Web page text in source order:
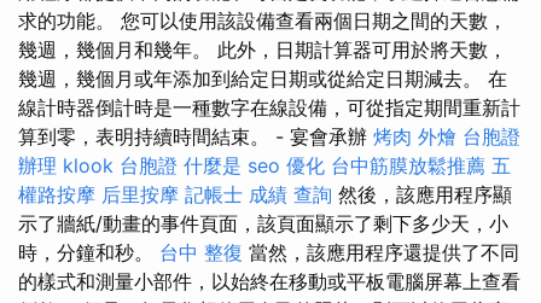
求的功能。 您可以使用該設備查看兩個日期之間的天數，
幾週，幾個月和幾年。 此外，日期計算器可用於將天數，
幾週，幾個月或年添加到給定日期或從給定日期減去。 在
線計時器倒計時是一種數字在線設備，可從指定期間重新計
算到零，表明持續時間結束。 - 宴會承辦 烤肉 外燴 台胞證
辦理 klook 台胞證 什麼是 seo 優化 台中筋膜放鬆推薦 五
權路按摩 后里按摩 記帳士 成績 查詢 然後，該應用程序顯
示了牆紙/動畫的事件頁面，該頁面顯示了剩下多少天，小
時，分鐘和秒。 台中 整復 當然，該應用程序還提供了不同
的樣式和測量小部件，以始終在移動或平板電腦屏幕上查看